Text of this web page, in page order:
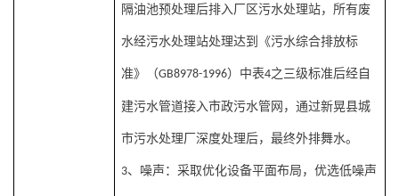
隔油池预处理后排入厂区污水处理站，所有废
水经污水处理站处理达到《污水综合排放标
准》（GB8978-1996）中表4之三级标准后经自
建污水管道接入市政污水管网，通过新晃县城
市污水处理厂深度处理后，最终外排舞水。
3、 噪声：采取优化设备平面布局，优选低噪声